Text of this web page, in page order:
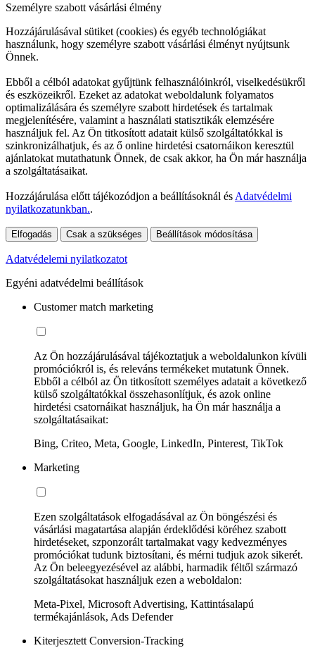
Személyre szabott vásárlási élmény
Hozzájárulásával sütiket (cookies) és egyéb technológiákat
használunk, hogy személyre szabott vásárlási élményt nyújtsunk
Önnek.
Ebből a célból adatokat gyűjtünk felhasználóinkról, viselkedésükről
és eszközeikről. Ezeket az adatokat weboldalunk folyamatos
optimalizálására és személyre szabott hirdetések és tartalmak
megjelenítésére, valamint a használati statisztikák elemzésére
használjuk fel. Az Ön titkosított adatait külső szolgáltatókkal is
szinkronizálhatjuk, és az ő online hirdetési csatornáikon keresztül
ajánlatokat mutathatunk Önnek, de csak akkor, ha Ön már használja
a szolgáltatásaikat.
Hozzájárulása előtt tájékozódjon a beállításoknál és Adatvédelmi
nyilatkozatunkban..
Elfogadás Csak a szükséges Beállítások módosítása
Adatvédelemi nyilatkozatot
Egyéni adatvédelmi beállítások
Customer match marketing
Az Ön hozzájárulásával tájékoztatjuk a weboldalunkon kívüli
promóciókról is, és releváns termékeket mutatunk Önnek.
Ebből a célból az Ön titkosított személyes adatait a következő
külső szolgáltatókkal összehasonlítjuk, és azok online
hirdetési csatornáikat használjuk, ha Ön már használja a
szolgáltatásaikat:
Bing, Criteo, Meta, Google, LinkedIn, Pinterest, TikTok
Marketing
Ezen szolgáltatások elfogadásával az Ön böngészési és
vásárlási magatartása alapján érdeklődési köréhez szabott
hirdetéseket, szponzorált tartalmakat vagy kedvezményes
promóciókat tudunk biztosítani, és mérni tudjuk azok sikerét.
Az Ön beleegyezésével az alábbi, harmadik féltől származó
szolgáltatásokat használjuk ezen a weboldalon:
Meta-Pixel, Microsoft Advertising, Kattintásalapú
termékajánlások, Ads Defender
Kiterjesztett Conversion-Tracking